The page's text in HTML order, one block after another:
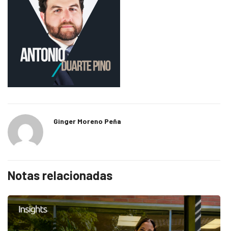
Ginger Moreno Peña
Notas relacionadas